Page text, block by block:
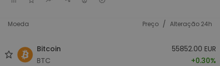
Moeda Preço / Alteração 24h
Bitcoin
BTC
55852.00 EUR
+0.30%